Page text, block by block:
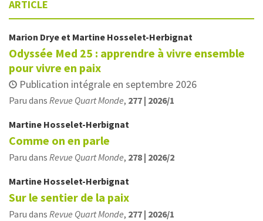
ARTICLE
Marion Drye et Martine Hosselet-Herbignat
Odyssée Med 25 : apprendre à vivre ensemble
pour vivre en paix
Publication intégrale en septembre 2026
Paru dans Revue Quart Monde, 277 | 2026/1
Martine Hosselet-Herbignat
Comme on en parle
Paru dans Revue Quart Monde, 278 | 2026/2
Martine Hosselet-Herbignat
Sur le sentier de la paix
Paru dans Revue Quart Monde, 277 | 2026/1